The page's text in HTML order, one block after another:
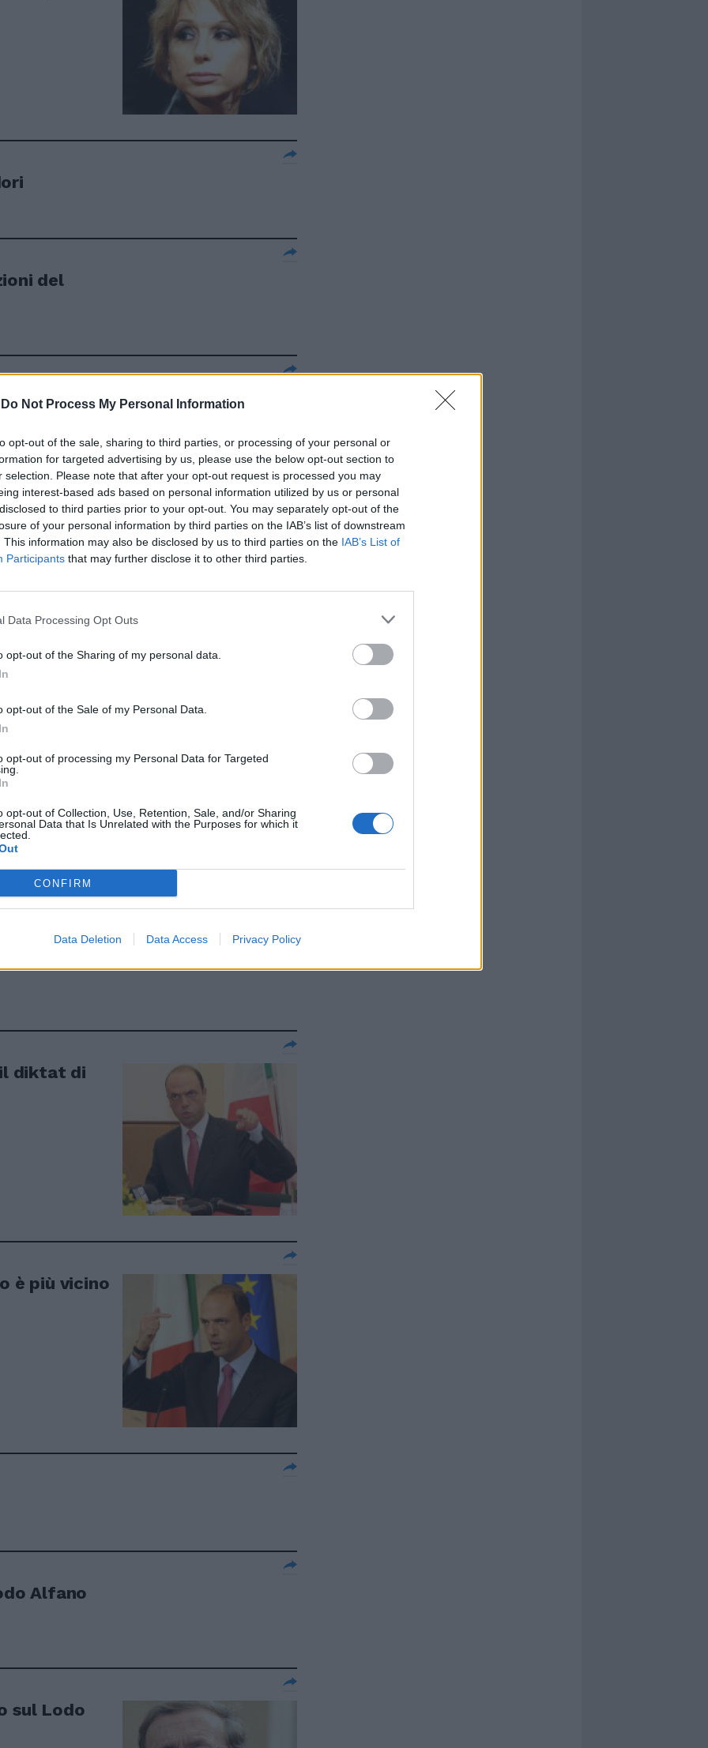
Do Not Process My Personal Information
opt-out of the sale, sharing to third parties, or processing of your personal or
for targeted advertising by us, please use the below opt-out section to
selection. Please note that after your opt-out request is processed you may
interest-based ads based on personal information utilized by us or personal
to third parties prior to your opt-out. You may separately opt-out of the
of your personal information by third parties on the IAB’s list of downstream
This information may also be disclosed by us to third parties on the IAB’s List of
Participants that may further disclose it to other third parties.
Data Processing Opt Outs
opt-out of the Sharing of my personal data.
opt-out of the Sale of my Personal Data.
opt-out of processing my Personal Data for Targeted
opt-out of Collection, Use, Retention, Sale, and/or Sharing
Data that Is Unrelated with the Purposes for which it
CONFIRM
Data Deletion Data Access Privacy Policy
del
"Norma
il
al
diktat di
è più vicino
Alfano
sul Lodo